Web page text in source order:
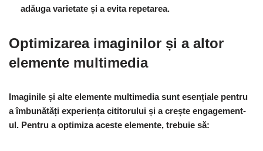
adăuga varietate și a evita repetarea.
Optimizarea imaginilor și a altor
elemente multimedia
Imaginile și alte elemente multimedia sunt esențiale pentru
a îmbunătăți experiența cititorului și a crește engagement-
ul. Pentru a optimiza aceste elemente, trebuie să: